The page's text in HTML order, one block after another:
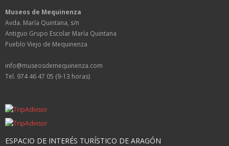
Museos de Mequinenza
Avda. María Quintana, s/n
Antiguo Grupo Escolar María Quintana
Pueblo Viejo de Mequinenza
info@museosdemequinenza.com
Tel. 974 46 47 05 (9-13 horas)
ESPACIO DE INTERÉS TURÍSTICO DE ARAGÓN